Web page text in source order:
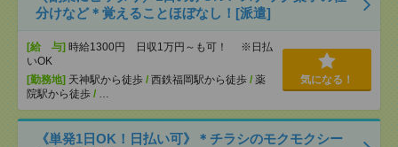
分けなど＊覚えることほぼなし！[派遣]
[給 与] 時給1300円 日収1万円～も可！ ※日払
いOK
[勤務地] 天神駅から徒歩 / 西鉄福岡駅から徒歩 / 薬
院駅から徒歩 / …
気になる！
《単発1日OK！日払い可》＊チラシのモクモクシー